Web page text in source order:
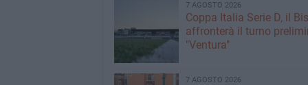
7 AGOSTO 2026
Coppa Italia Serie D, il
affronterà il turno
"Ventura"
7 AGOSTO 2026